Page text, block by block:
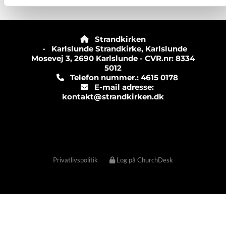

Strandkirken
· Karlslunde Strandkirke, Karlslunde
Mosevej 3, 2690 Karlslunde - CVR.nr: 8334
5012
Telefon nummer.: 4615 0178
E-mail adresse:
kontakt@strandkirken.dk
Privatlivspolitik Log på ChurchDesk